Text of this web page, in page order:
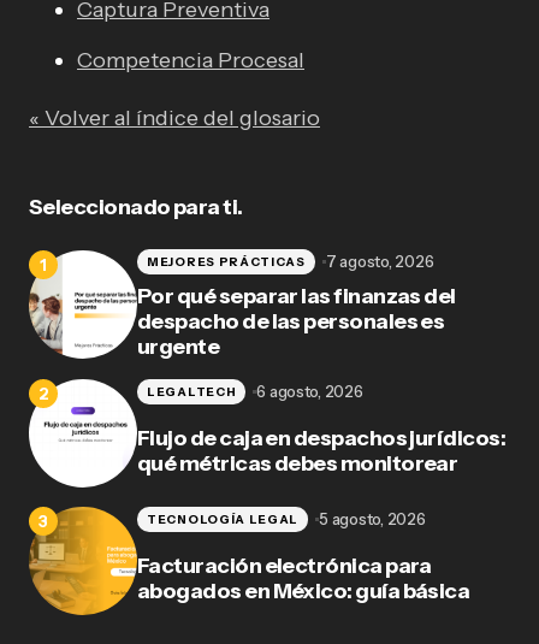
Captura Preventiva
Competencia Procesal
« Volver al índice del glosario
Seleccionado para ti.
Por qué separar las finanzas del
despacho de las personales es
urgente
MEJORES PRÁCTICAS 7 agosto, 2026
Flujo de caja en despachos jurídicos:
qué métricas debes monitorear
LEGALTECH 6 agosto, 2026
Facturación electrónica para
abogados en México: guía básica
TECNOLOGÍA LEGAL 5 agosto, 2026